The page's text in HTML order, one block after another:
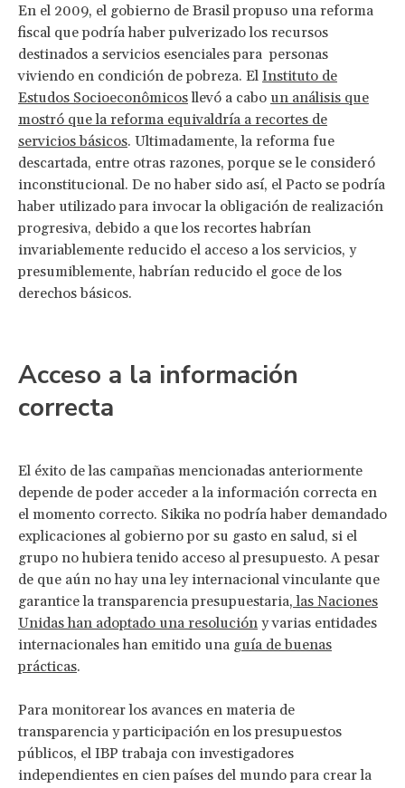
En el 2009, el gobierno de Brasil propuso una reforma
fiscal que podría haber pulverizado los recursos
destinados a servicios esenciales para personas
viviendo en condición de pobreza. El Instituto de
Estudos Socioeconômicosllevó a cabo un análisis que
mostró que la reforma equivaldría a recortes de
servicios básicos. Ultimadamente, la reforma fue
descartada, entre otras razones, porque se le consideró
inconstitucional. De no haber sido así, el Pacto se podría
haber utilizado para invocar la obligación de realización
progresiva, debido a que los recortes habrían
invariablemente reducido el acceso a los servicios, y
presumiblemente, habrían reducido el goce de los
derechos básicos.
Acceso a la información
correcta
El éxito de las campañas mencionadas anteriormente
depende de poder acceder a la información correcta en
el momento correcto. Sikika no podría haber demandado
explicaciones al gobierno por su gasto en salud, si el
grupo no hubiera tenido acceso al presupuesto. A pesar
de que aún no hay una ley internacional vinculante que
garantice la transparencia presupuestaria, las Naciones
Unidas han adoptado una resolución y varias entidades
internacionales han emitido una guía de buenas
prácticas.
Para monitorear los avances en materia de
transparencia y participación en los presupuestos
públicos, el IBP trabaja con investigadores
independientes en cien países del mundo para crear la